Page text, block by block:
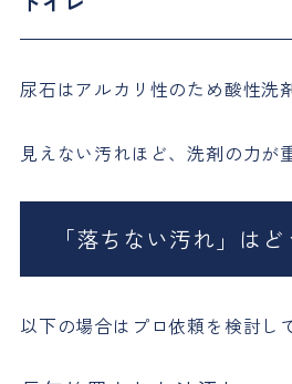
尿石はアルカリ性のため酸性洗
見えない汚れほど、洗剤の力が
「落ちない汚れ」は
以下の場合はプロ依頼を検討し